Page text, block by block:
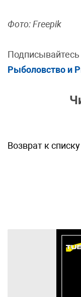
Фото: Freepik
Подписывайтесь
Рыболовство и
Возврат к списку